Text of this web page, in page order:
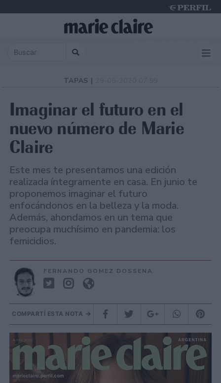
TAPAS |
Imaginar el futuro en el
nuevo número de Marie
Claire
Este mes te presentamos una edición
realizada íntegramente en casa. En junio te
proponemos imaginar el futuro
enfocándonos en la belleza y la moda.
Además, ahondamos en un tema que
preocupa muchísimo en pandemia: los
femicidios.
FERNANDO GOMEZ DOSSENA
COMPARTÍ ESTA NOTA